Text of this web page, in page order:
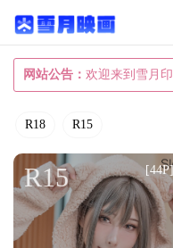
网站公告： 欢迎来到雪月
R18 R15
R15